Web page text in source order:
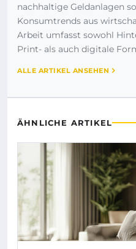
nachhaltige Geldanlagen
Konsumtrends aus
Arbeit umfasst sowohl
Print- als auch digitale
ALLE ARTIKEL ANSEHEN
ÄHNLICHE ARTIKEL